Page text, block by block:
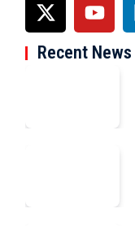
Recent News